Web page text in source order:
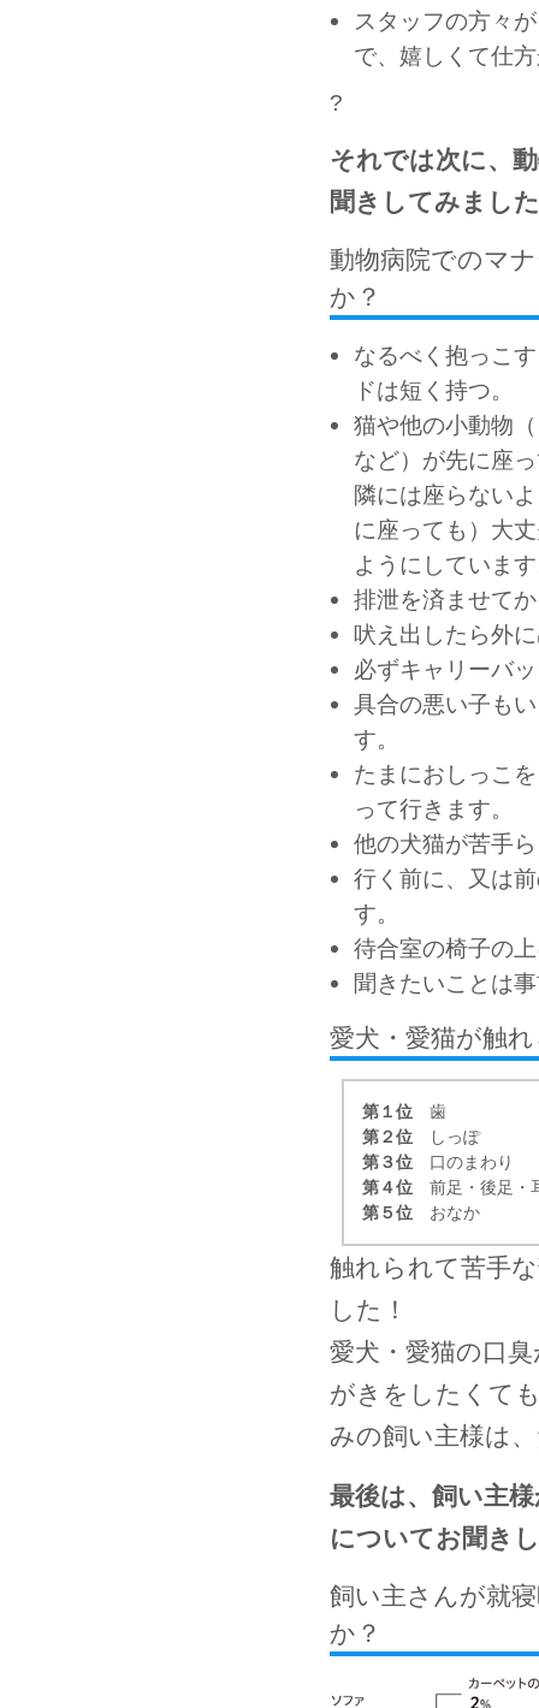
スタッフの方々
で、嬉しくて仕
?
それでは次に、
聞きしてみまし
動物病院でのマ
か？
なるべく抱っこ
ドは短く持つ。
猫や他の小動物
など）が先に座
隣には座らない
に座っても）大
ようにしていま
排泄を済ませて
吠え出したら外
必ずキャリーバ
具合の悪い子も
す。
たまにおしっこ
って行きます。
他の犬猫が苦手
行く前に、又は
す。
待合室の椅子の
聞きたいことは
愛犬・愛猫が触
第１位
歯
第２位
しっぽ
第３位
口のまわり
第４位
前足・後足・
第５位
おなか
触れられて苦手
した！
愛犬・愛猫の口
がきをしたくて
みの飼い主様は
最後は、飼い主
についてお聞き
飼い主さんが就
か？